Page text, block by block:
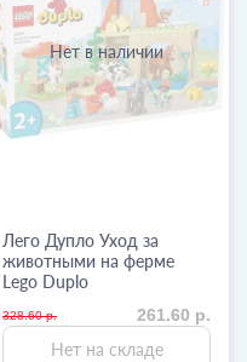
Нет в наличии
Лего Дупло Уход за
животными на ферме
Lego Duplo
328.60 р. 261.60 р.
Нет на складе